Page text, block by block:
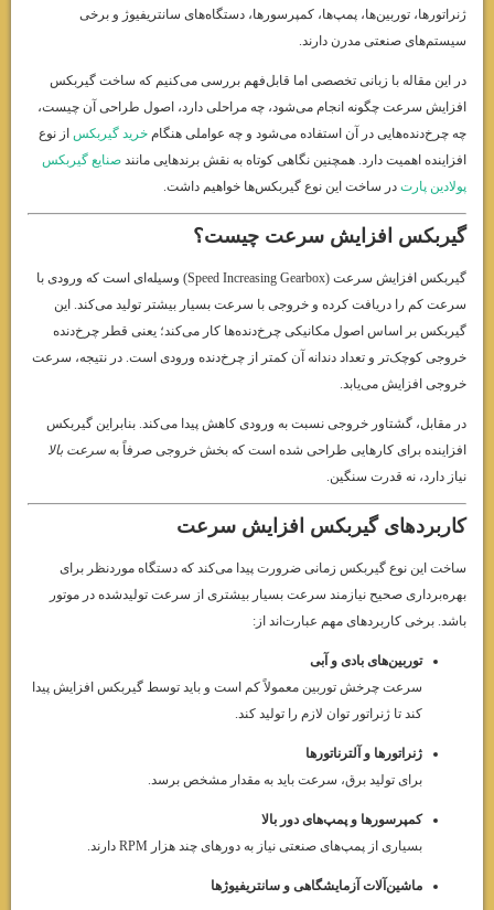
ژنراتورها، توربین‌ها، پمپ‌ها، کمپرسورها، دستگاه‌های سانتریفیوژ و برخی
سیستم‌های صنعتی مدرن دارند.
در این مقاله با زبانی تخصصی اما قابل‌فهم بررسی می‌کنیم که ساخت گیربکس
افزایش سرعت چگونه انجام می‌شود، چه مراحلی دارد، اصول طراحی آن چیست،
چه چرخ‌دنده‌هایی در آن استفاده می‌شود و چه عواملی هنگامخرید گیربکساز نوع
افزاینده اهمیت دارد. همچنین نگاهی کوتاه به نقش برندهایی مانندصنایع گیربکس
پولادین پارتدر ساخت این نوع گیربکس‌ها خواهیم داشت.
گیربکس افزایش سرعت چیست؟
گیربکس افزایش سرعت (Speed Increasing Gearbox) وسیله‌ای است که ورودی با
سرعت کم را دریافت کرده و خروجی با سرعت بسیار بیشتر تولید می‌کند. این
گیربکس بر اساس اصول مکانیکی چرخ‌دنده‌ها کار می‌کند؛ یعنی قطر چرخ‌دنده
خروجی کوچک‌تر و تعداد دندانه آن کمتر از چرخ‌دنده ورودی است. در نتیجه، سرعت
خروجی افزایش می‌یابد.
در مقابل، گشتاور خروجی نسبت به ورودی کاهش پیدا می‌کند. بنابراین گیربکس
افزاینده برای کارهایی طراحی شده است که بخش خروجی صرفاً بهسرعت بالا
نیاز دارد، نه قدرت سنگین.
کاربردهای گیربکس افزایش سرعت
ساخت این نوع گیربکس زمانی ضرورت پیدا می‌کند که دستگاه موردنظر برای
بهره‌برداری صحیح نیازمند سرعت بسیار بیشتری از سرعت تولیدشده در موتور
باشد. برخی کاربردهای مهم عبارت‌اند از:
توربین‌های بادی و آبی
سرعت چرخش توربین معمولاً کم است و باید توسط گیربکس افزایش پیدا
کند تا ژنراتور توان لازم را تولید کند.
ژنراتورها و آلترناتورها
برای تولید برق، سرعت باید به مقدار مشخص برسد.
کمپرسورها و پمپ‌های دور بالا
بسیاری از پمپ‌های صنعتی نیاز به دورهای چند هزار RPM دارند.
ماشین‌آلات آزمایشگاهی و سانتریفیوژها